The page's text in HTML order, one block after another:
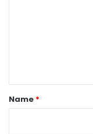
*
Name *